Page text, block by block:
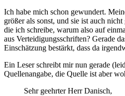
Ich habe mich schon gewundert.
größer als sonst, und sie ist auch
die ich schreibe, warum also auf
aus Verteidigungsschriften? Gerade
Einschätzung bestärkt, dass da
Ein Leser schreibt mir nun gerade
Quellenangabe, die Quelle ist aber
Sehr geehrter Herr Danisch,